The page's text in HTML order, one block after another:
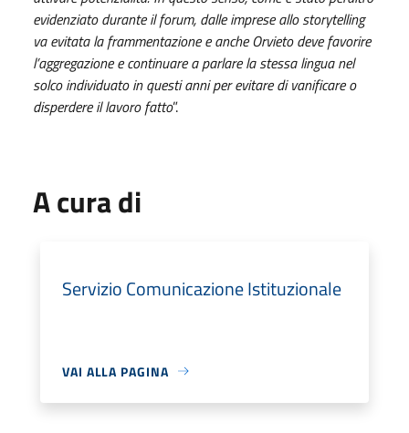
evidenziato durante il forum, dalle imprese allo storytelling
va evitata la frammentazione e anche Orvieto deve favorire
l’aggregazione e continuare a parlare la stessa lingua nel
solco individuato in questi anni per evitare di vanificare o
disperdere il lavoro fatto”.
A cura di
Servizio Comunicazione Istituzionale
VAI ALLA PAGINA